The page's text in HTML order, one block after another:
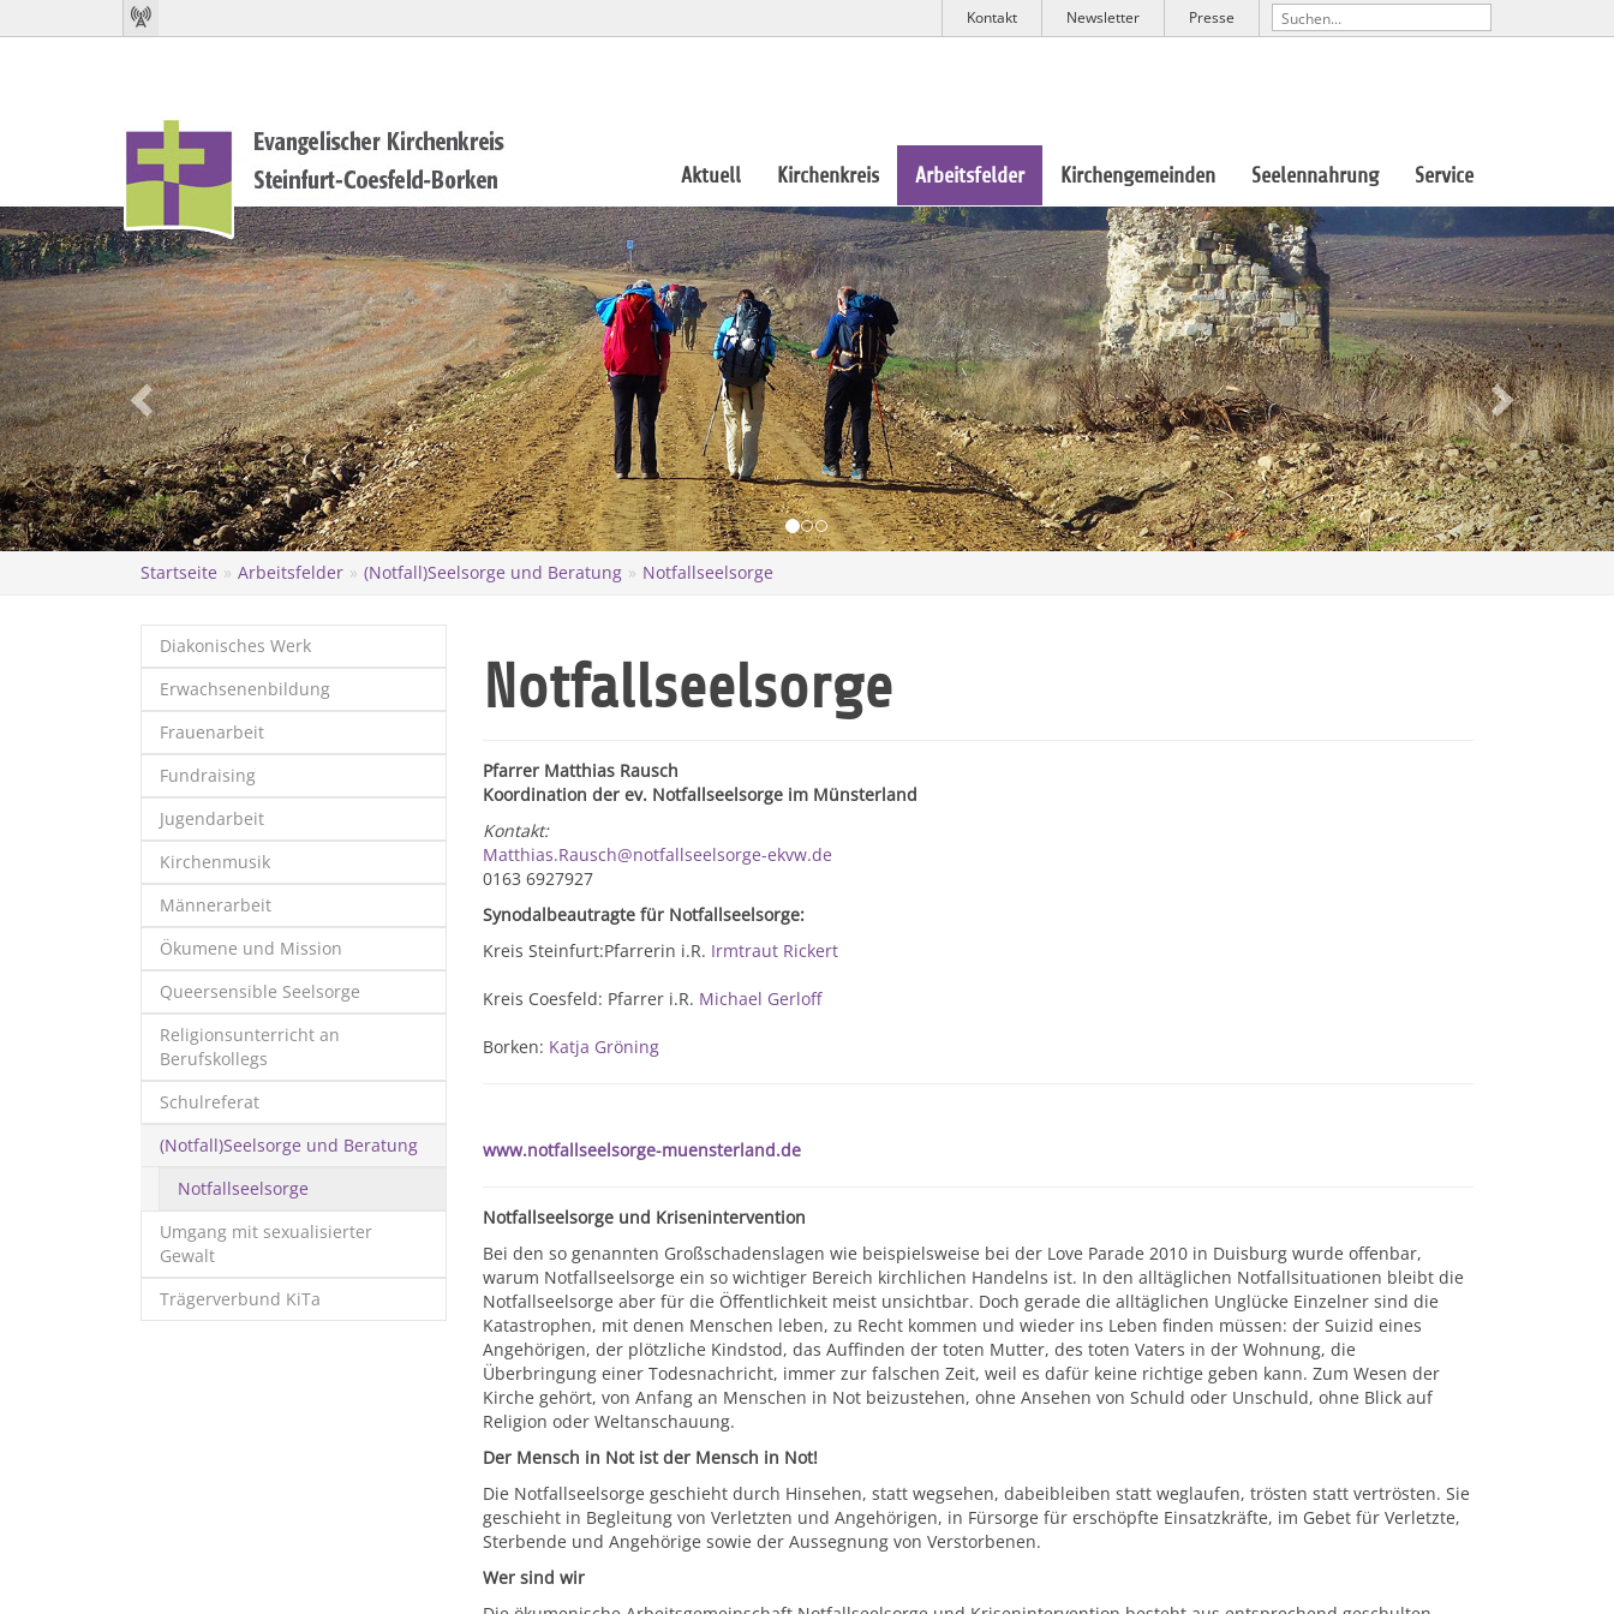
Presse
Newsletter
Kontakt
Aktuell Kirchenkreis Arbeitsfelder Kirchengemeinden Seelennahrung Service
Previous
Startseite Arbeitsfelder (Notfall)Seelsorge und Beratung Notfallseelsorge
Diakonisches Werk
Erwachsenenbildung
Frauenarbeit
Fundraising
Jugendarbeit
Kirchenmusik
Männerarbeit
Ökumene und Mission
Queersensible Seelsorge
Religionsunterricht an
Berufskollegs
Schulreferat
(Notfall)Seelsorge und Beratung
Notfallseelsorge
Umgang mit sexualisierter
Gewalt
Trägerverbund KiTa
Notfallseelsorge
Pfarrer Matthias Rausch
Koordination der ev. Notfallseelsorge im Münsterland
Kontakt:
Matthias.Rausch@notfallseelsorge-ekvw.de
0163 6927927
Synodalbeautragte für Notfallseelsorge:
Kreis Steinfurt:Pfarrerin i.R. Irmtraut Rickert
Kreis Coesfeld: Pfarrer i.R. Michael Gerloff
Borken: Katja Gröning
www.notfallseelsorge-muensterland.de
Notfallseelsorge und Krisenintervention
Bei den so genannten Großschadenslagen wie beispielsweise bei der Love Parade 2010 in Duisburg wurde offenbar,
warum Notfallseelsorge ein so wichtiger Bereich kirchlichen Handelns ist. In den alltäglichen Notfallsituationen bleibt die
Notfallseelsorge aber für die Öffentlichkeit meist unsichtbar. Doch gerade die alltäglichen Unglücke Einzelner sind die
Katastrophen, mit denen Menschen leben, zu Recht kommen und wieder ins Leben finden müssen: der Suizid eines
Angehörigen, der plötzliche Kindstod, das Auffinden der toten Mutter, des toten Vaters in der Wohnung, die
Überbringung einer Todesnachricht, immer zur falschen Zeit, weil es dafür keine richtige geben kann. Zum Wesen der
Kirche gehört, von Anfang an Menschen in Not beizustehen, ohne Ansehen von Schuld oder Unschuld, ohne Blick auf
Religion oder Weltanschauung.
Der Mensch in Not ist der Mensch in Not!
Die Notfallseelsorge geschieht durch Hinsehen, statt wegsehen, dabeibleiben statt weglaufen, trösten statt vertrösten. Sie
geschieht in Begleitung von Verletzten und Angehörigen, in Fürsorge für erschöpfte Einsatzkräfte, im Gebet für Verletzte,
Sterbende und Angehörige sowie der Aussegnung von Verstorbenen.
Wer sind wir